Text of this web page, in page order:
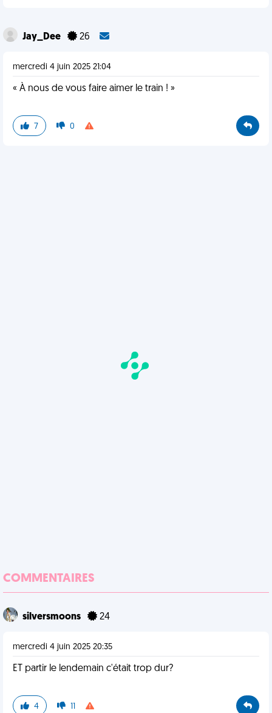
Jay_Dee 26
mercredi 4 juin 2025 21:04
« À nous de vous faire aimer le train ! »
7 0
COMMENTAIRES
silversmoons 24
mercredi 4 juin 2025 20:35
ET partir le lendemain c'était trop dur?
4 11